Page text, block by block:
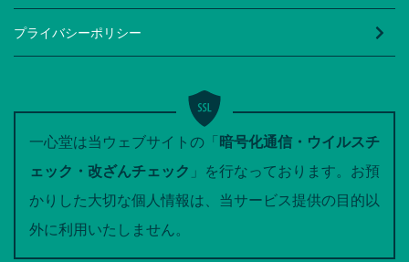
プライバシーポリシー
一心堂は当ウェブサイトの「暗号化通信・ウイルスチ
ェック・改ざんチェック 」を行なっております。お預
かりした大切な個人情報は、当サービス提供の目的以
外に利用いたしません。